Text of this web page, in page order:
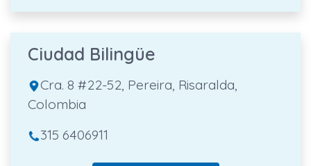
Ciudad Bilingüe
Cra. 8 #22-52, Pereira, Risaralda,
Colombia
315 6406911